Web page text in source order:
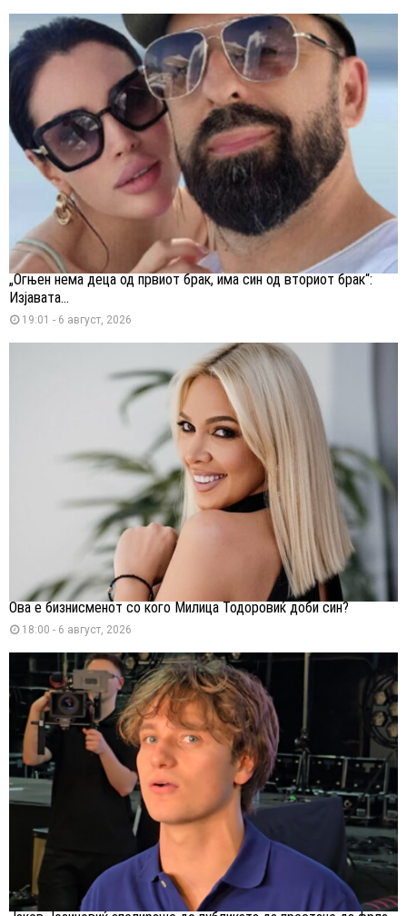
„Огњен нема деца од првиот брак, има син од вториот брак“:
Изјавата...
19:01 - 6 август, 2026
Ова е бизнисменот со кого Милица Тодоровиќ доби син?
18:00 - 6 август, 2026